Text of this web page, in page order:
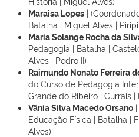
Maraisa Lopes |
Batalha | Miguel Alves |
Maria Solange Rocha da
Pedagogia | Batalha |
Alves | Pedro II)
Raimundo Nonato Ferreira
do Curso de Pedagogia
Grande do Ribeiro | Currais
Vânia Silva Macedo Orsano
Educação Física | Batalha |
Alves)